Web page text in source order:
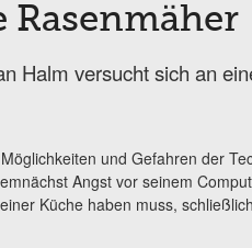
Rasenmäher
Halm versucht sich an
und Gefahren der
Angst vor seinem
Küche haben muss,